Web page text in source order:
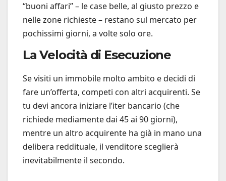
“buoni affari” – le case belle, al giusto prezzo e
nelle zone richieste – restano sul mercato per
pochissimi giorni, a volte solo ore.
La Velocità di Esecuzione
Se visiti un immobile molto ambito e decidi di
fare un’offerta, competi con altri acquirenti. Se
tu devi ancora iniziare l’iter bancario (che
richiede mediamente dai 45 ai 90 giorni),
mentre un altro acquirente ha già in mano una
delibera reddituale, il venditore sceglierà
inevitabilmente il secondo.